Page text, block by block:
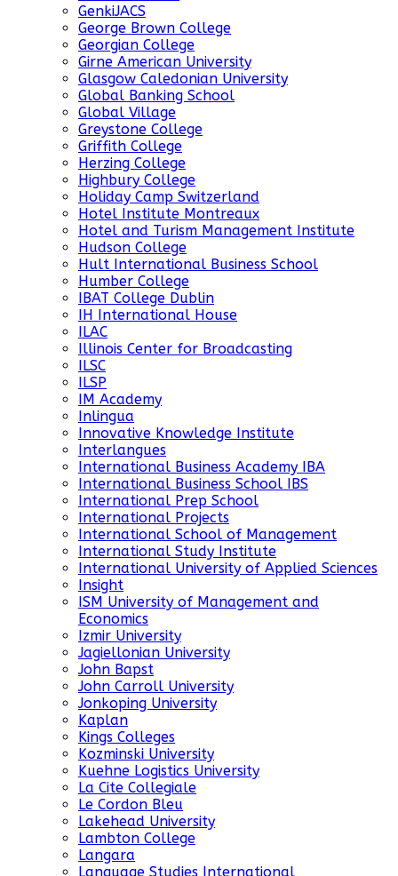
GenkiJACS
George Brown College
Georgian College
Girne American University
Glasgow Caledonian University
Global Banking School
Global Village
Greystone College
Griffith College
Herzing College
Highbury College
Holiday Camp Switzerland
Hotel Institute Montreaux
Hotel and Turism Management Institute
Hudson College
Hult International Business School
Humber College
IBAT College Dublin
IH International House
ILAC
Illinois Center for Broadcasting
ILSC
ILSP
IM Academy
Inlingua
Innovative Knowledge Institute
Interlangues
International Business Academy IBA
International Business School IBS
International Prep School
International Projects
International School of Management
International Study Institute
International University of Applied Sciences
Insight
ISM University of Management and
Economics
Izmir University
Jagiellonian University
John Bapst
John Carroll University
Jonkoping University
Kaplan
Kings Colleges
Kozminski University
Kuehne Logistics University
La Cite Collegiale
Le Cordon Bleu
Lakehead University
Lambton College
Langara
Language Studies International